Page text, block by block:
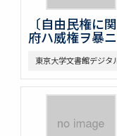
〔自由民権に
府ハ威権ヲ暴
東京大学文書館デジタ